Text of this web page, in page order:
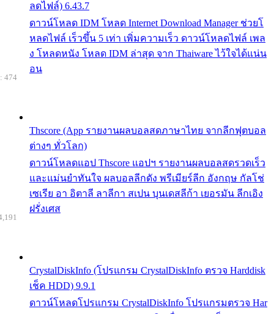
ลดไฟล์) 6.43.7
ดาวน์โหลด IDM โหลด Internet Download Manager ช่วยโ
หลดไฟล์ เร็วขึ้น 5 เท่า เพิ่มความเร็ว ดาวน์โหลดไฟล์ เพล
ง โหลดหนัง โหลด IDM ล่าสุด จาก Thaiware ไว้ใจได้แน่น
อน
Thscore (App รายงานผลบอลสดภาษาไทย จากลีกฟุตบอล
ต่างๆ ทั่วโลก)
ดาวน์โหลดแอป Thscore แอปฯ รายงานผลบอลสดรวดเร็ว
และแม่นยำทันใจ ผลบอลลีกดัง พรีเมียร์ลีก อังกฤษ กัลโช่
เซเรีย อา อิตาลี ลาลีกา สเปน บุนเดสลีก้า เยอรมัน ลีกเอิง
ฝรั่งเศส
474
CrystalDiskInfo (โปรแกรม CrystalDiskInfo ตรวจ Harddisk
เช็ค HDD) 9.9.1
ดาวน์โหลดโปรแกรม CrystalDiskInfo โปรแกรมตรวจ Har